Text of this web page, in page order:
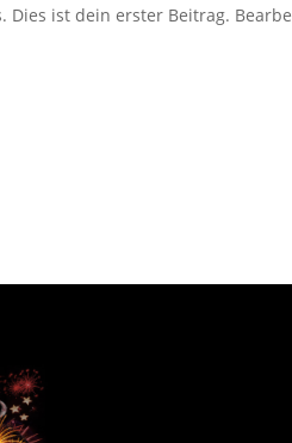
Dies ist dein erster Beitrag.